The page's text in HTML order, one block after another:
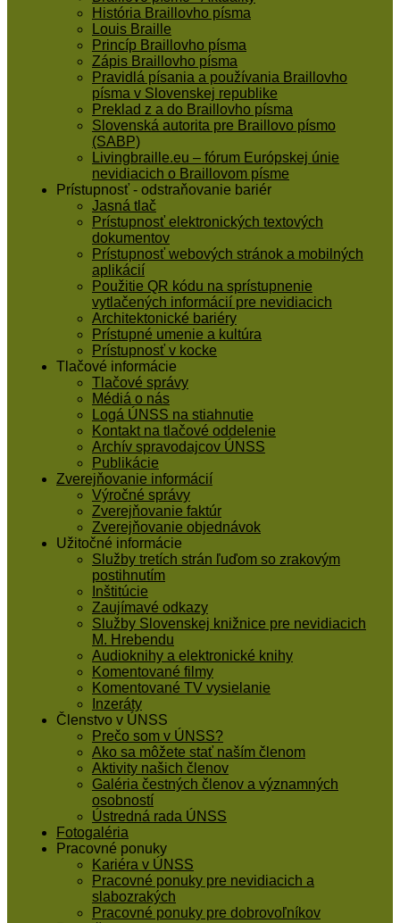
História Braillovho písma
Louis Braille
Princíp Braillovho písma
Zápis Braillovho písma
Pravidlá písania a používania Braillovho
písma v Slovenskej republike
Preklad z a do Braillovho písma
Slovenská autorita pre Braillovo písmo
(SABP)
Livingbraille.eu – fórum Európskej únie
nevidiacich o Braillovom písme
Prístupnosť - odstraňovanie bariér
Jasná tlač
Prístupnosť elektronických textových
dokumentov
Prístupnosť webových stránok a mobilných
aplikácií
Použitie QR kódu na sprístupnenie
vytlačených informácií pre nevidiacich
Architektonické bariéry
Prístupné umenie a kultúra
Prístupnosť v kocke
Tlačové informácie
Tlačové správy
Médiá o nás
Logá ÚNSS na stiahnutie
Kontakt na tlačové oddelenie
Archív spravodajcov ÚNSS
Publikácie
Zverejňovanie informácií
Výročné správy
Zverejňovanie faktúr
Zverejňovanie objednávok
Užitočné informácie
Služby tretích strán ľuďom so zrakovým
postihnutím
Inštitúcie
Zaujímavé odkazy
Služby Slovenskej knižnice pre nevidiacich
M. Hrebendu
Audioknihy a elektronické knihy
Komentované filmy
Komentované TV vysielanie
Inzeráty
Členstvo v ÚNSS
Prečo som v ÚNSS?
Ako sa môžete stať naším členom
Aktivity našich členov
Galéria čestných členov a významných
osobností
Ústredná rada ÚNSS
Fotogaléria
Pracovné ponuky
Kariéra v ÚNSS
Pracovné ponuky pre nevidiacich a
slabozrakých
Pracovné ponuky pre dobrovoľníkov